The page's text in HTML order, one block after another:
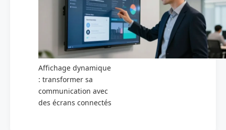
Affichage dynamique
: transformer sa
communication avec
des écrans connectés